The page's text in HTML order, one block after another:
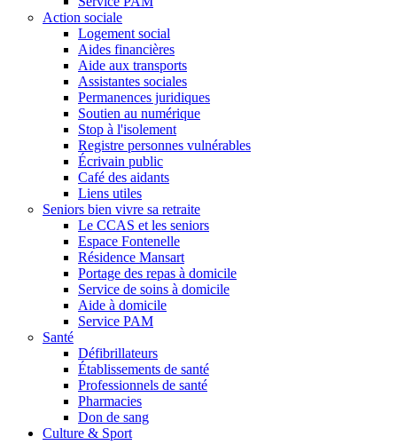
Action sociale
Logement social
Aides financières
Aide aux transports
Assistantes sociales
Permanences juridiques
Soutien au numérique
Stop à l'isolement
Registre personnes vulnérables
Écrivain public
Café des aidants
Liens utiles
Seniors bien vivre sa retraite
Le CCAS et les seniors
Espace Fontenelle
Résidence Mansart
Portage des repas à domicile
Service de soins à domicile
Aide à domicile
Service PAM
Santé
Défibrillateurs
Établissements de santé
Professionnels de santé
Pharmacies
Don de sang
Culture & Sport